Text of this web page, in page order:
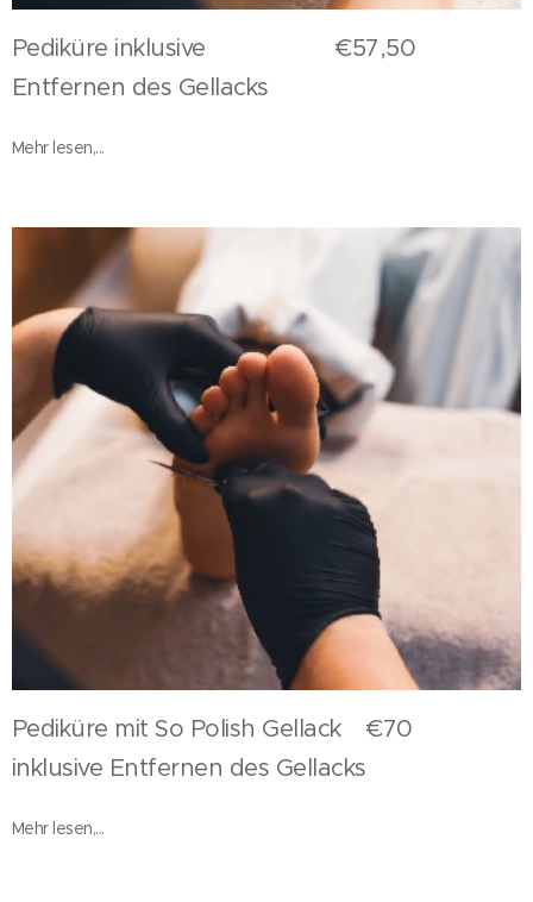
Pediküre inklusive €57,50
Entfernen des Gellacks
Mehr lesen,...
Pediküre mit So Polish Gellack €70
inklusive Entfernen des Gellacks
Mehr lesen,...